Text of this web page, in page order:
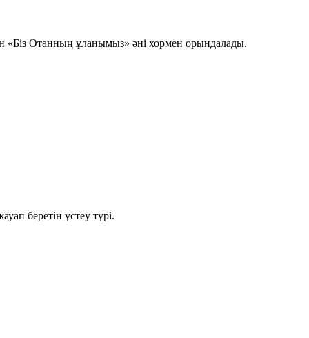
«Біз Отанның ұланымыз» әні хормен орындалады.
беретін үстеу түрі.